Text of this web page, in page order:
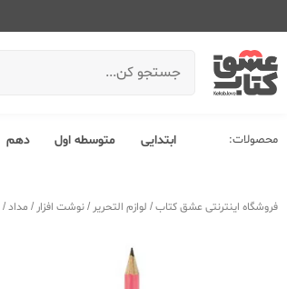
محصولات: ابتدایی متوسطه اول دهم
فروشگاه اینترنتی عشق کتاب/ لوازم التحریر /نوشت افزار / مداد/